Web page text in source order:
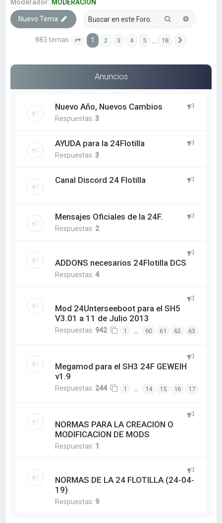
Moderador: MODERACION
Nuevo Tema Buscar
883 temas Página 1de 18
1 2 3 4 5 18
Anuncios
Nuevo Año, Nuevos Cambios
Respuestas:3
AYUDA para la 24Flotilla
Respuestas:3
Canal Discord 24 Flotilla
Mensajes Oficiales de la 24F.
Respuestas: 2
ADDONS necesarios 24Flotilla DCS
Respuestas:4
Mod 24Unterseeboot para el SH5
V3.01 a 11 de Julio 2013
Respuestas: 942 1 … 60 61 62 63
Megamod para el SH3 24F GEWEIH
v1.9
Respuestas: 244 1 … 14 15 16 17
NORMAS PARA LA CREACION O
MODIFICACION DE MODS
Respuestas: 1
NORMAS DE LA 24 FLOTILLA (24-04-
19)
Respuestas: 9